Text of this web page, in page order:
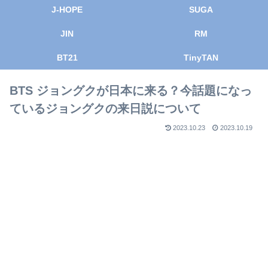
J-HOPE SUGA
JIN RM
BT21 TinyTAN
BTS ジョングクが日本に来る？今話題になっ
ているジョングクの来日説について
2023.10.23 2023.10.19